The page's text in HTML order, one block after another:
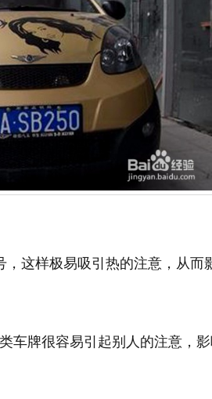
，这样极易吸引热的注意，从
车牌很容易引起别人的注意，